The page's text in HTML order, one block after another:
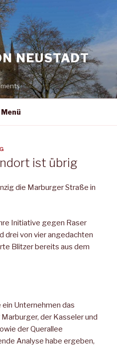
NEUSTADT
Menü
ist übrig
die Marburger Straße in
Initiative gegen Raser
drei von vier angedachten
Blitzer bereits aus dem
Unternehmen das
der Kasseler und
der Querallee
Analyse habe ergeben,